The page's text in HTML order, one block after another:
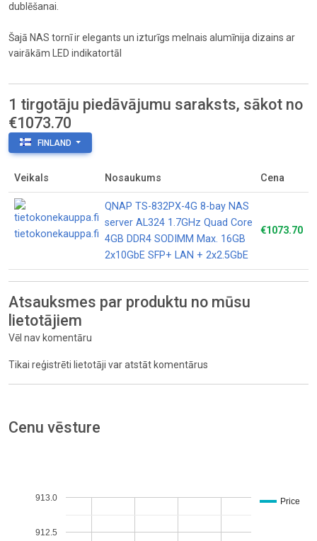
dublēšanai.
Šajā NAS tornī ir elegants un izturīgs melnais alumīnija dizains ar
vairākām LED indikatortāl
1 tirgotāju piedāvājumu saraksts, sākot no
€1073.70
FINLAND
Veikals Nosaukums Cena
tietokonekauppa.fi
QNAP TS-832PX-4G 8-bay NAS
server AL324 1.7GHz Quad Core
4GB DDR4 SODIMM Max. 16GB
2x10GbE SFP+ LAN + 2x2.5GbE
€1073.70
Atsauksmes par produktu no mūsu
lietotājiem
Vēl nav komentāru
Tikai reģistrēti lietotāji var atstāt komentārus
Cenu vēsture
Price
912.5
913.0